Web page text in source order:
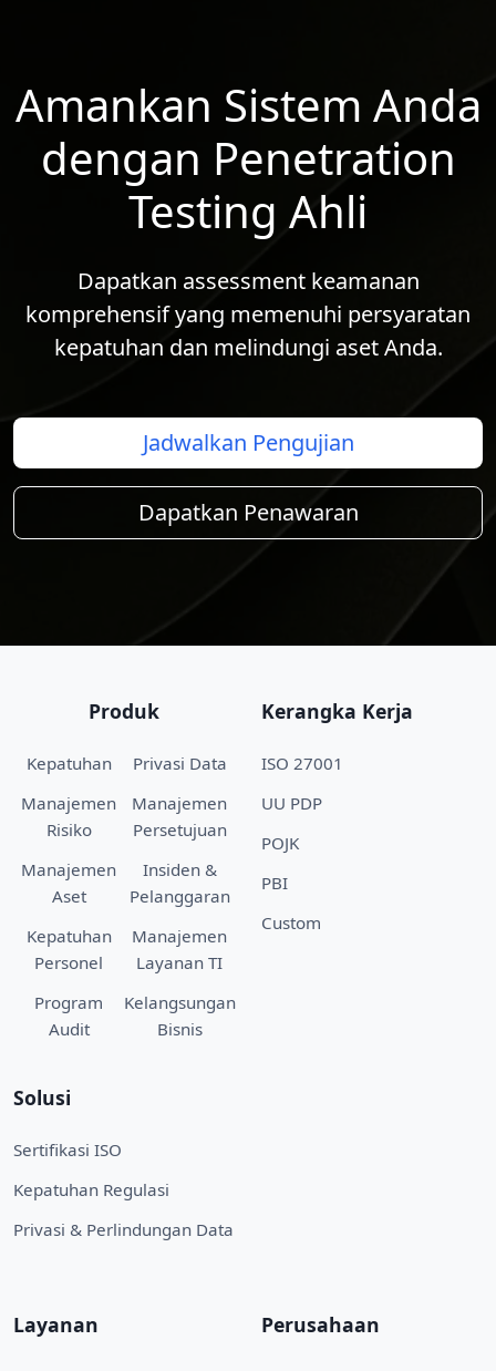
Amankan Sistem Anda
dengan Penetration
Testing Ahli
Dapatkan assessment keamanan
komprehensif yang memenuhi persyaratan
kepatuhan dan melindungi aset Anda.
Jadwalkan Pengujian
Dapatkan Penawaran
Produk
Kepatuhan
Manajemen
Risiko
Manajemen
Aset
Kepatuhan
Personel
Program
Audit
Privasi Data
Manajemen
Persetujuan
Insiden &
Pelanggaran
Manajemen
Layanan TI
Kelangsungan
Bisnis
Kerangka Kerja
ISO 27001
UU PDP
POJK
PBI
Custom
Solusi
Sertifikasi ISO
Kepatuhan Regulasi
Privasi & Perlindungan Data
Layanan Perusahaan